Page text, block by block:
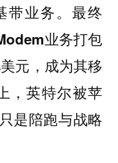
带业务。最终
业务打包
元， 成为其移
，英特尔被苹
是陪跑与战略